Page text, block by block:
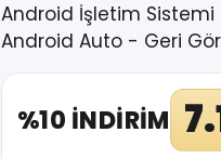
Android İşletim Sistemi
Android Auto - Geri
%10 İNDİRİM